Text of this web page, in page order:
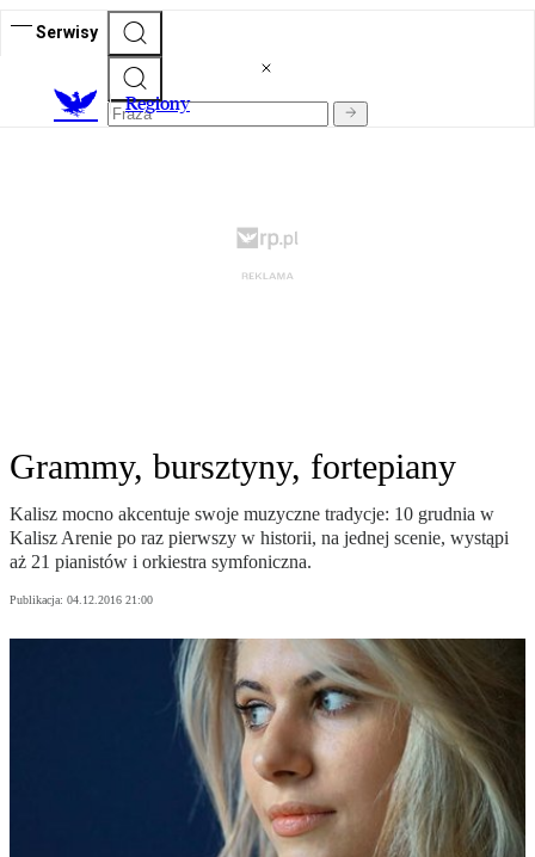
Serwisy
Regiony
Grammy, bursztyny, fortepiany
Kalisz mocno akcentuje swoje muzyczne tradycje: 10 grudnia w
Kalisz Arenie po raz pierwszy w historii, na jednej scenie, wystąpi
aż 21 pianistów i orkiestra symfoniczna.
Publikacja: 04.12.2016 21:00